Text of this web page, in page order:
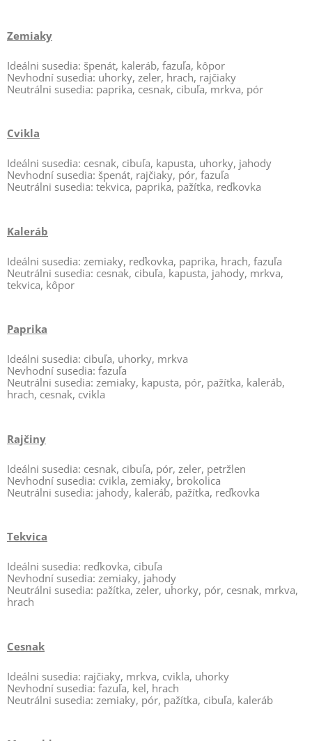
Zemiaky
Ideálni susedia: špenát, kaleráb, fazuľa, kôpor
Nevhodní susedia: uhorky, zeler, hrach, rajčiaky
Neutrálni susedia: paprika, cesnak, cibuľa, mrkva, pór
Cvikla
Ideálni susedia: cesnak, cibuľa, kapusta, uhorky, jahody
Nevhodní susedia: špenát, rajčiaky, pór, fazuľa
Neutrálni susedia: tekvica, paprika, pažítka, reďkovka
Kaleráb
Ideálni susedia: zemiaky, reďkovka, paprika, hrach, fazuľa
Neutrálni susedia: cesnak, cibuľa, kapusta, jahody, mrkva,
tekvica, kôpor
Paprika
Ideálni susedia: cibuľa, uhorky, mrkva
Nevhodní susedia: fazuľa
Neutrálni susedia: zemiaky, kapusta, pór, pažítka, kaleráb,
hrach, cesnak, cvikla
Rajčiny
Ideálni susedia: cesnak, cibuľa, pór, zeler, petržlen
Nevhodní susedia: cvikla, zemiaky, brokolica
Neutrálni susedia: jahody, kaleráb, pažítka, reďkovka
Tekvica
Ideálni susedia: reďkovka, cibuľa
Nevhodní susedia: zemiaky, jahody
Neutrálni susedia: pažítka, zeler, uhorky, pór, cesnak, mrkva,
hrach
Cesnak
Ideálni susedia: rajčiaky, mrkva, cvikla, uhorky
Nevhodní susedia: fazuľa, kel, hrach
Neutrálni susedia: zemiaky, pór, pažítka, cibuľa, kaleráb